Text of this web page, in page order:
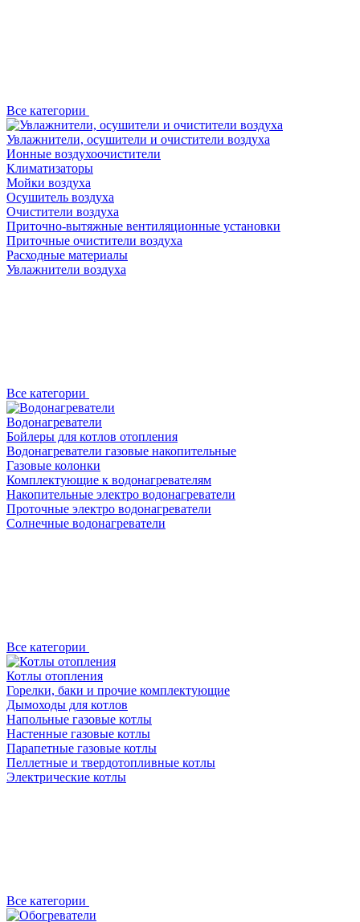
Все категории
Увлажнители, осушители и очистители воздуха
Ионные воздухоочистители
Климатизаторы
Мойки воздуха
Осушитель воздуха
Очистители воздуха
Приточно-вытяжные вентиляционные установки
Приточные очистители воздуха
Расходные материалы
Увлажнители воздуха
Все категории
Водонагреватели
Бойлеры для котлов отопления
Водонагреватели газовые накопительные
Газовые колонки
Комплектующие к водонагревателям
Накопительные электро водонагреватели
Проточные электро водонагреватели
Солнечные водонагреватели
Все категории
Котлы отопления
Горелки, баки и прочие комплектующие
Дымоходы для котлов
Напольные газовые котлы
Настенные газовые котлы
Парапетные газовые котлы
Пеллетные и твердотопливные котлы
Электрические котлы
Все категории